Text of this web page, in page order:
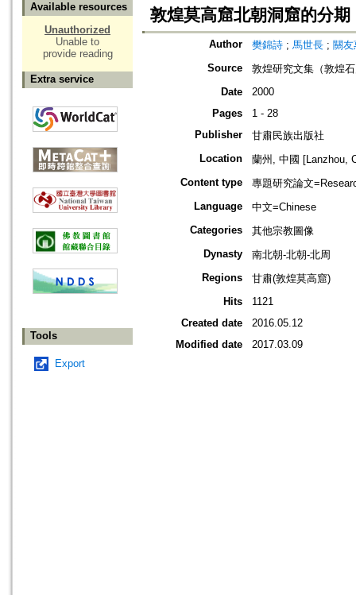
Available resources
Unauthorized
Unable to
provide reading
Extra service
Tools
Export
敦煌莫高窟北朝洞窟的分期
Author 樊錦詩 ; 馬世長 ; 關友
Source
敦煌研究文集（敦煌
Date
2000
Pages
1 - 28
Publisher
甘肅民族出版社
Location
蘭州, 中國 [Lanzhou,
Content type
專題研究論文
Language
中文=Chinese
Categories
其他宗教圖像
Dynasty
南北朝-北朝-北周
Regions
甘肅(敦煌莫高窟)
Hits
1121
Created date
2016.05.12
Modified date
2017.03.09